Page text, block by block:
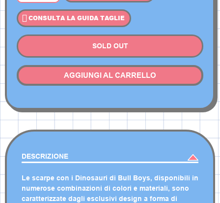
CONSULTA LA GUIDA TAGLIE
SOLD OUT
AGGIUNGI AL CARRELLO
DESCRIZIONE
Le scarpe con i Dinosauri di Bull Boys, disponibili in
numerose combinazioni di colori e materiali, sono
caratterizzate dagli esclusivi design a forma di